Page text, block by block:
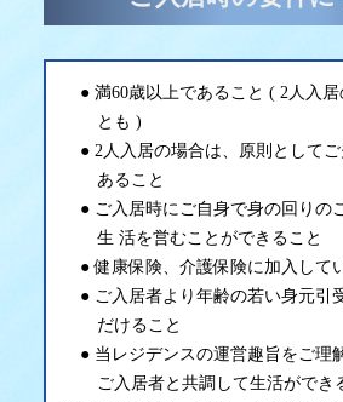
満60歳以上であること ( 2人入
とも )
2人入居の場合は、原則として
あること
ご入居時にご自身で身の回りの
生 活を営むことができること
健康保険、介護保険に加入して
ご入居者より年齢の若い身元引
だけること
当レジデンスの運営趣旨をご理
ご入居者と共調して生活ができ